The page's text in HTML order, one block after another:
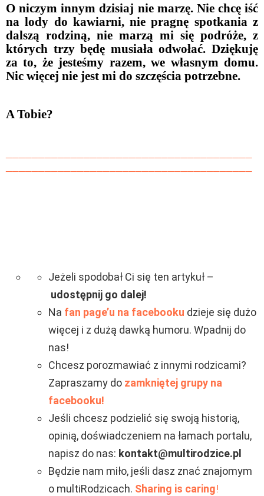
O niczym innym dzisiaj nie marzę. Nie chcę iść
na lody do kawiarni, nie pragnę spotkania z
dalszą rodziną, nie marzą mi się podróże, z
których trzy będę musiała odwołać. Dziękuję
za to, że jesteśmy razem, we własnym domu.
Nic więcej nie jest mi do szczęścia potrzebne.
A Tobie?
Jeżeli spodobał Ci się ten artykuł –
udostępnij go dalej!
Na fan page’u na facebooku dzieje się dużo
więcej i z dużą dawką humoru. Wpadnij do
nas!
Chcesz porozmawiać z innymi rodzicami?
Zapraszamy do zamkniętej grupy na
facebooku!
Jeśli chcesz podzielić się swoją historią,
opinią, doświadczeniem na łamach portalu,
napisz do nas: kontakt@multirodzice.pl
Będzie nam miło, jeśli dasz znać znajomym
o multiRodzicach. Sharing is caring!